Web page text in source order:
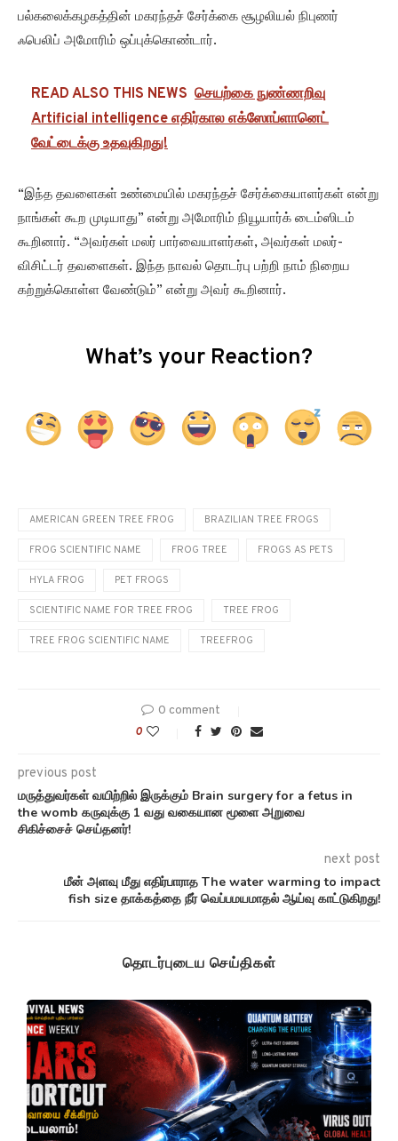
பல்கலைக்கழகத்தின் மகரந்தச் சேர்க்கை சூழலியல் நிபுணர்
ஃபெலிப் அமோரிம் ஒப்புக்கொண்டார்.
READ ALSO THIS NEWS செயற்கை நுண்ணறிவு
Artificial intelligence எதிர்கால எக்ஸோப்ளானெட்
வேட்டைக்கு உதவுகிறது!
“இந்த தவளைகள் உண்மையில் மகரந்தச் சேர்க்கையாளர்கள் என்று
நாங்கள் கூற முடியாது” என்று அமோரிம் நியூயார்க் டைம்ஸிடம்
கூறினார். “அவர்கள் மலர் பார்வையாளர்கள், அவர்கள் மலர்-
விசிட்டர் தவளைகள். இந்த நாவல் தொடர்பு பற்றி நாம் நிறைய
கற்றுக்கொள்ள வேண்டும்” என்று அவர் கூறினார்.
What’s your Reaction?
AMERICAN GREEN TREE FROG BRAZILIAN TREE FROGS
FROG SCIENTIFIC NAME FROG TREE FROGS AS PETS
HYLA FROG PET FROGS
SCIENTIFIC NAME FOR TREE FROG TREE FROG
TREE FROG SCIENTIFIC NAME TREEFROG
0 comment
0
previous post
மருத்துவர்கள் வயிற்றில் இருக்கும் Brain surgery for a fetus in
the womb கருவுக்கு 1 வது வகையான மூளை அறுவை
சிகிச்சைச் செய்தனர்!
next post
மீன் அளவு மீது எதிர்பாராத The water warming to impact
fish size தாக்கத்தை நீர் வெப்பமயமாதல் ஆய்வு காட்டுகிறது!
தொடர்புடைய செய்திகள்